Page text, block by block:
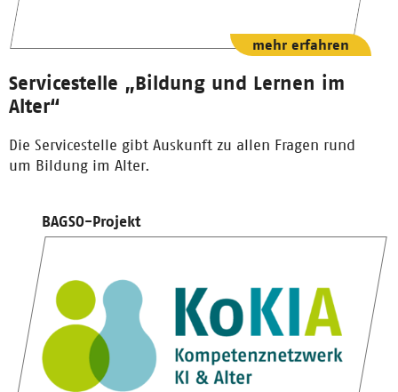
Servicestelle „Bildung und Lernen im
Alter“
Die Servicestelle gibt Auskunft zu allen Fragen rund
um Bildung im Alter.
mehr erfahren
BAGSO-Projekt